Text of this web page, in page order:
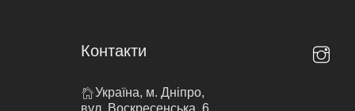
Контакти
Україна, м. Дніпро,